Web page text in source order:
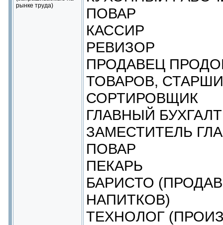
рынке труда)
ПОВАР
КАССИР
РЕВИЗОР
ПРОДАВЕЦ
ТОВАРОВ,
СОРТИРОВЩИК
ГЛАВНЫЙ
ЗАМЕСТИТЕЛЬ
ПОВАР
ПЕКАРЬ
БАРИСТО
НАПИТКОВ)
ТЕХНОЛОГ